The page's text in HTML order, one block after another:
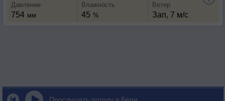
Давление
754 мм
Влажность
45 %
Ветер
Зап, 7 м/с